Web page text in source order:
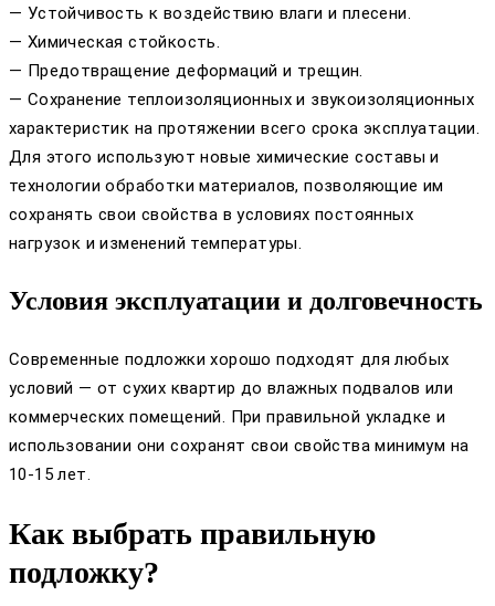
— Устойчивость к воздействию влаги и плесени.
— Химическая стойкость.
— Предотвращение деформаций и трещин.
— Сохранение теплоизоляционных и звукоизоляционных
характеристик на протяжении всего срока эксплуатации.
Для этого используют новые химические составы и
технологии обработки материалов, позволяющие им
сохранять свои свойства в условиях постоянных
нагрузок и изменений температуры.
Условия эксплуатации и долговечность
Современные подложки хорошо подходят для любых
условий — от сухих квартир до влажных подвалов или
коммерческих помещений. При правильной укладке и
использовании они сохранят свои свойства минимум на
10-15 лет.
Как выбрать правильную
подложку?